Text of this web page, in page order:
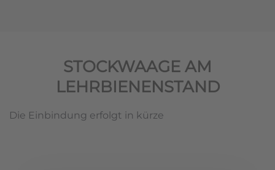
STOCKWAAGE AM
LEHRBIENENSTAND
Die Einbindung erfolgt in kürze